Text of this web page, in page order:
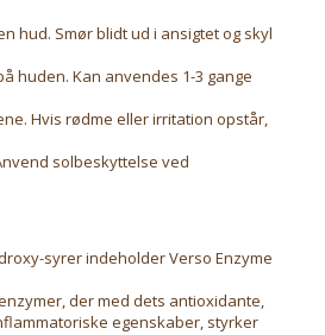
hud. Smør blidt ud i ansigtet og skyl
huden. Kan anvendes 1-3 gange
Hvis rødme eller irritation opstår,
solbeskyttelse ved
syrer indeholder Verso Enzyme
der med dets antioxidante,
egenskaber, styrker